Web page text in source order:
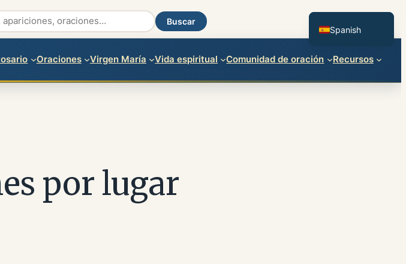
Buscar
Oraciones Virgen María Vida espiritual Comunidad de oración Recursos
por lugar
Spanish